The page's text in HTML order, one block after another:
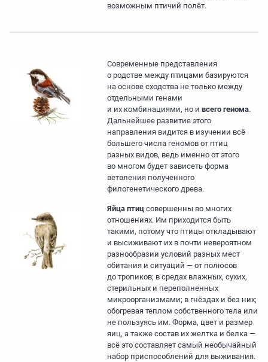
возможным птичий полёт.
Современные представления
о родстве между птицами базируются
на основе сходства не только между
отдельными генами
и их комбинациями, но и всего генома.
Дальнейшее развитие этого
направления видится в изучении всё
большего числа геномов от птиц
разных видов, ведь именно от этого
во многом будет зависеть форма
ветвления полученного
филогенетического древа.
Яйца птиц совершенны во многих
отношениях. Им приходится быть
такими, потому что птицы откладывают
и высиживают их в почти невероятном
разнообразии условий разных мест
обитания и ситуаций — от полюсов
до тропиков; в средах влажных, сухих,
стерильных и переполненных
микроорганизмами; в гнёздах и без них;
обогревая теплом собственного тела или
не пользуясь им. Форма, цвет и размер
яиц, а также состав их желтка и белка —
всё это составляет самый необычайный
набор приспособлений для выживания.